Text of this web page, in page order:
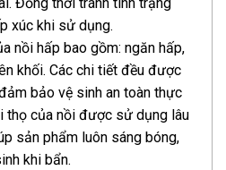
xúc khi sử dụng.
nồi hấp bao gồm: ngăn hấp,
khối. Các chi tiết đều được
bảo vệ sinh an toàn thực
thọ của nồi được sử dụng lâu
sản phẩm luôn sáng bóng,
khi bẩn.